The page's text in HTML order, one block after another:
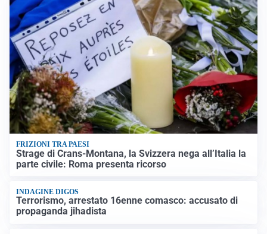
FRIZIONI TRA PAESI
Strage di Crans-Montana, la Svizzera nega all’Italia la
parte civile: Roma presenta ricorso
INDAGINE DIGOS
Terrorismo, arrestato 16enne comasco: accusato di
propaganda jihadista